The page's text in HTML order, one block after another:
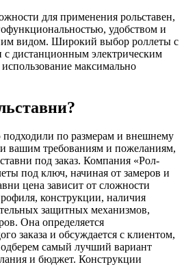
для применения рольставен,
удобством и
видом. Широкий выбор роллеты с
дистанционным электрическим
максимально
по размерам и внешнему
вашим требованиям и пожеланиям,
под заказ. Компания «Рол-
под ключ, начиная от замеров и
цена зависит от сложности
конструкции, наличия
защитных механизмов,
Она определяется
заказа и обсуждается с клиентом,
самый лучший вариант
и бюджет. Конструкции